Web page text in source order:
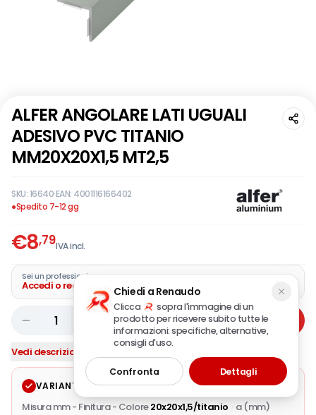
ALFER ANGOLARE LATI UGUALI
ADESIVO PVC TITANIO
MM20X20X1,5 MT2,5
SKU:16640·EAN: 4001116166402
●Spedito 7-12 gg
€8,79IVA incl.
Sei un professionista?
Accedi o registra la tua azienda
1 Aggiungi
Vedi descrizione completa
VARIANTE SELEZIONATA Modifica
Misura mm - Finitura - Colore20x20x1,5/titanio · a (mm)
Chiedi a Renaudo
Clicca
sopra l'immagine di un
prodotto per ricevere subito tutte le
informazioni: specifiche, alternative,
consigli d'uso.
Confronta Dettagli